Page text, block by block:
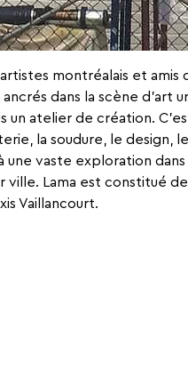
montréalais et amis
dans la scène d’art
un atelier de création.
la soudure, le design,
vaste exploration
ville. Lama est constitué
Vaillancourt.